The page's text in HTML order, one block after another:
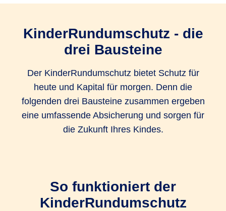
KinderRundumschutz - die
drei Bausteine
Der KinderRundumschutz bietet Schutz für
heute und Kapital für morgen. Denn die
folgenden drei Bausteine zusammen ergeben
eine umfassende Absicherung und sorgen für
die Zukunft Ihres Kindes.
So funktioniert der
KinderRundumschutz